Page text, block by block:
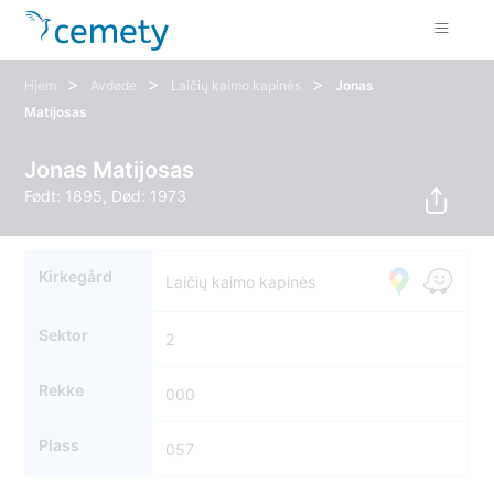
Hjem > Avdøde > Laičių kaimo kapinės >
Jonas
Matijosas
Jonas Matijosas
Født: 1895, Død: 1973
Kirkegård Laičių kaimo kapinės
Sektor 2
Rekke 000
Plass 057